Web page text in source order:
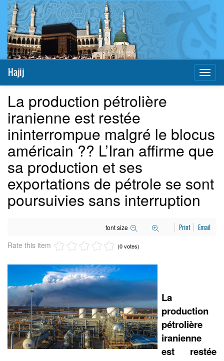
Hajij
La production pétrolière
iranienne est restée
ininterrompue malgré le blocus
américain ?? L’Iran affirme que
sa production et ses
exportations de pétrole se sont
poursuivies sans interruption
font size Print Email
Rate this item (0 votes)
La
production
pétrolière
iranienne
est restée